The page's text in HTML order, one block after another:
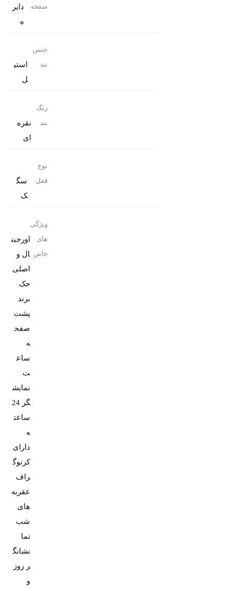
صفحه
دایر
ه
جنس
بند
استی
ل
رنگ
بند
نقره
ای
نوع
قفل
سگ
ک
ویژگی
های
خاص
اورجین
ال و
حک
برند
پشت
صفح
ه
ساع
نمایش
گر 24
ساعت
دارای
کرنوگ
عقربه
های
شب
نشانگ
ر روز
و